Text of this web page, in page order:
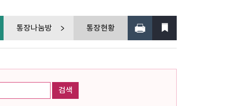
통장나눔방 통장현황
검색